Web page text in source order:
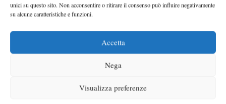
unici su questo sito. Non acconsentire o ritirare il consenso può influire negativamente
su alcune caratteristiche e funzioni.
Accetta
Nega
Visualizza preferenze